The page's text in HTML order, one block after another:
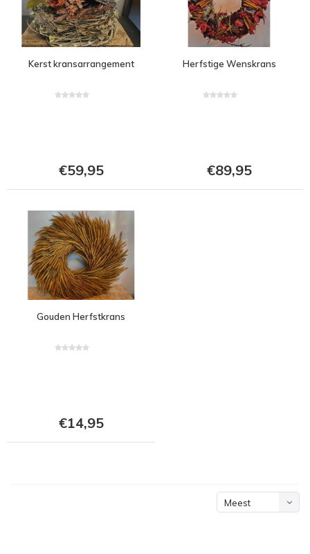
Kerst kransarrangement
€59,95
Herfstige Wenskrans
€89,95
Gouden Herfstkrans
€14,95
Meest